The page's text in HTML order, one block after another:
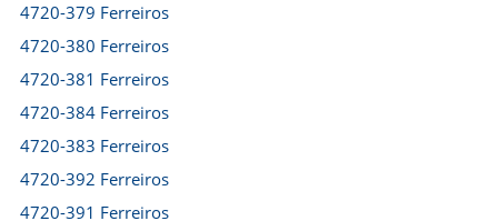
4720-379 Ferreiros
4720-380 Ferreiros
4720-381 Ferreiros
4720-384 Ferreiros
4720-383 Ferreiros
4720-392 Ferreiros
4720-391 Ferreiros